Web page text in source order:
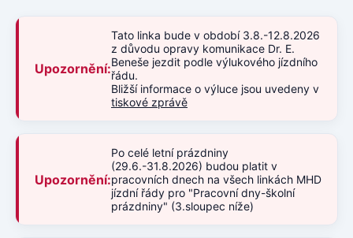
Upozornění:
Tato linka bude v období 3.8.-12.8.2026
z důvodu opravy komunikace Dr. E.
Beneše jezdit podle výlukového jízdního
řádu.
Bližší informace o výluce jsou uvedeny v
tiskové zprávě
Upozornění:
Po celé letní prázdniny
(29.6.-31.8.2026) budou platit v
pracovních dnech na všech linkách MHD
jízdní řády pro "Pracovní dny-školní
prázdniny" (3.sloupec níže)